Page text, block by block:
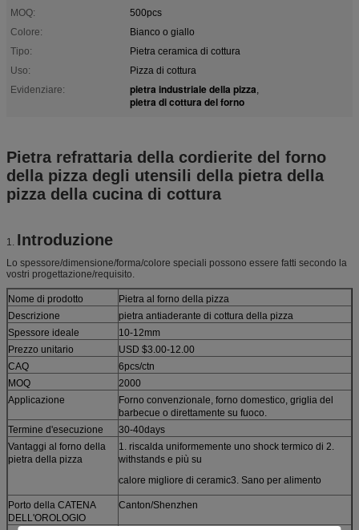
MOQ:
500pcs
Colore:
Bianco o giallo
Tipo:
Pietra ceramica di cottura
Uso:
Pizza di cottura
Evidenziare:
pietra industriale della pizza,
pietra di cottura del forno
Pietra refrattaria della cordierite del forno
della pizza degli utensili della pietra della
pizza della cucina di cottura
1. Introduzione
Lo spessore/dimensione/forma/colore speciali possono essere fatti secondo la
vostri progettazione/requisito.
Nome di prodotto
Pietra al forno della pizza
Descrizione
pietra antiaderante di cottura della pizza
Spessore ideale
10-12mm
Prezzo unitario
USD $3.00-12.00
CAQ
6pcs/ctn
MOQ
2000
Applicazione
Forno convenzionale, forno domestico, griglia del
barbecue o direttamente su fuoco.
Termine d'esecuzione
30-40days
Vantaggi al forno della
pietra della pizza
1. riscalda uniformemente uno shock termico di 2.
withstands e più su
calore migliore di ceramic3. Sano per alimento
Porto della CATENA
DELL'OROLOGIO
Canton/Shenzhen